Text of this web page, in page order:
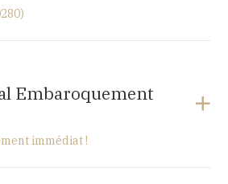
Embaroquement
immédiat !